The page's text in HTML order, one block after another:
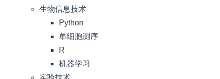
生物信息技术
Python
单细胞测序
R
机器学习
实验技术